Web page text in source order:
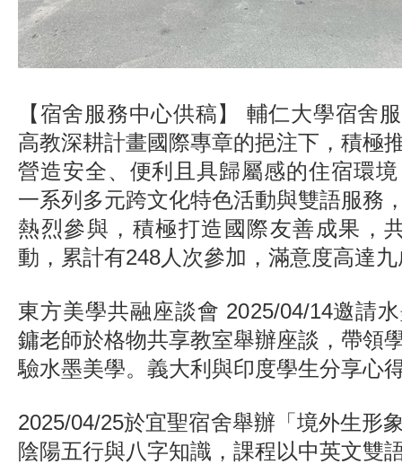
【宿舍服務中心供稿】 輔仁大學宿舍
高教深耕計畫國際專章的挹注下，積極
營造安全、便利且具歸屬感的住宿環
一系列多元跨文化特色活動與雙語服務
熱烈參與，積極打造國際友善成果，
動，累計有248人次參加，滿意度高達
東方美學共融座談會 2025/04/14邀請
鏞老師於格物共享教室舉辦座談，帶領
驗水墨美學。義大利與印度學生分享心
2025/04/25於宜聖宿舍舉辦「境外生形
陰陽五行與八字知識，課程以中英文雙